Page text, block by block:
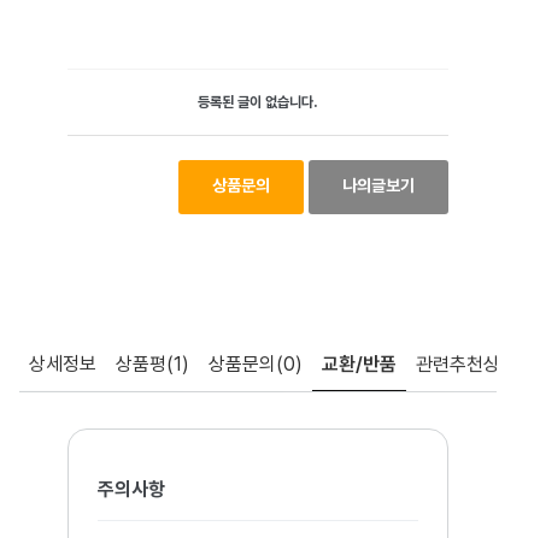
등록된 글이 없습니다.
상품문의 나의글보기
상세정보 상품평(1) 상품문의 (0) 교환/반품 관련추천상품
주의사항